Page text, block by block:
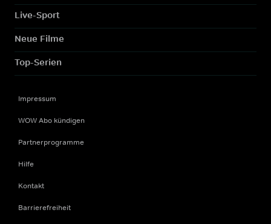
Live-Sport
Neue Filme
Top-Serien
Impressum
WOW Abo kündigen
Partnerprogramme
Hilfe
Kontakt
Barrierefreiheit